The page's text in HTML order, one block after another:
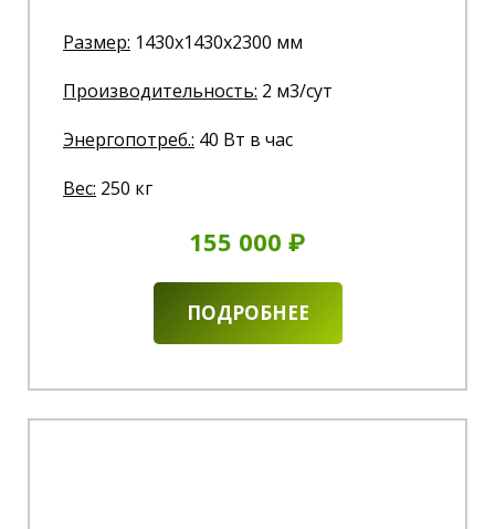
Размер: 1430x1430x2300 мм
Производительность: 2 м3/сут
Энергопотреб.: 40 Вт в час
Вес: 250 кг
155 000 ₽
ПОДРОБНЕЕ